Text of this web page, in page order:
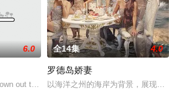
6.0
out the window when singles search for their
全14集 4.0
罗德岛娇妻
以海洋之州的海岸为背景，展现